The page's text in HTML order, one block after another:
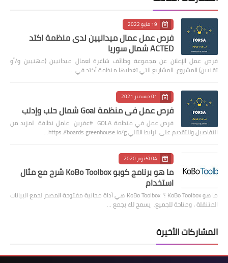
19 مايو 2022
فرص عمل عمال ميدانيين لدى منظمة اكتد
ACTED شمال سوريا
فرص عمل الإعلان عن مجموعة وظائف شاغرة لعمال ميدانيين (مهنيين و/أو
تقنيين) المشروع: المشاريع التي تغطيها منظمة أكتد في …
01 ديسمبر 2021
فرص عمل في منظمة Goal شمال حلب وإدلب
فرص عمل في منظمة GOLA #عفرين عامل نظافة لمزيد من
التفاصيل وللتقديم على الرابط التالي https://boards.greenhouse.io/g…
04 أكتوبر 2020
ما هو برنامج كوبو KoBo Toolbox شرح مع مثال
استخدام
ما هو KoBo Toolbox ؟ KoBo Toolbox هي أداة مجانية مفتوحة المصدر لجمع البيانات
المتنقلة ، ومتاحة للجميع. يسمح لك بجمع …
المشاركات الأخيرة